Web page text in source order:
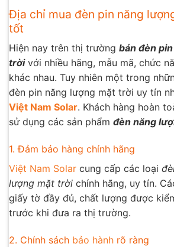
Địa chỉ mua đèn pin năng
tốt
Hiện nay trên thị trường bán đèn
trờivới nhiều hãng, mẫu mã, chức
khác nhau. Tuy nhiên một trong
đèn pin năng lượng mặt trời uy tín
Việt Nam Solar. Khách hàng hoàn
sử dụng các sản phẩm đèn năng
1. Đảm bảo hàng chính hãng
Việt Nam Solar cung cấp các loại
lượng mặt trời chính hãng, uy tín.
giấy tờ đầy đủ, chất lượng được
trước khi đưa ra thị trường.
2. Chính sách bảo hành rõ ràng